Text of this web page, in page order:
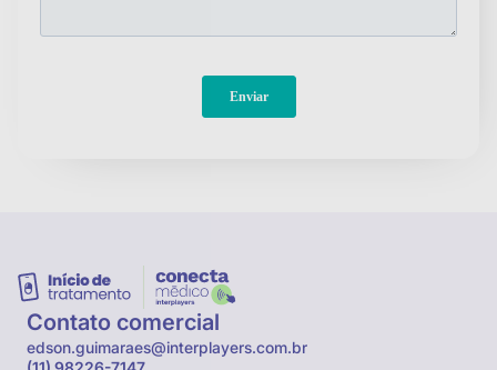
Contato comercial
edson.guimaraes@interplayers.com.br